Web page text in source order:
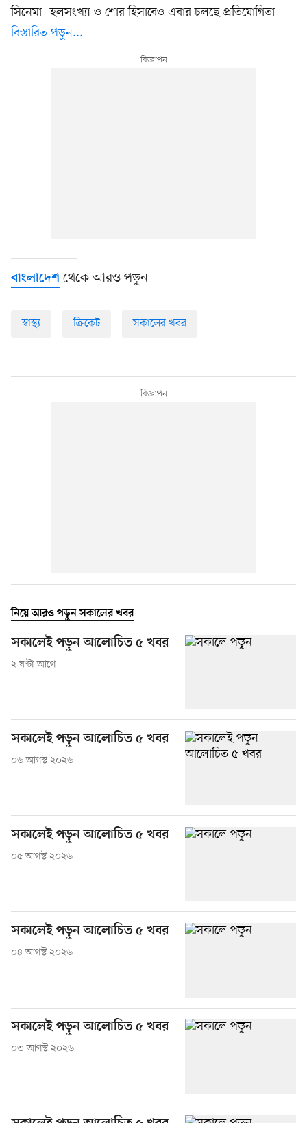
সিনেমা। হলসংখ্যা ও শোর হিসাবেও এবার চলছে প্রতিযোগিতা।
বিস্তারিত পড়ুন...
বাংলাদেশ থেকে আরও পড়ুন
স্বাস্থ্য ক্রিকেট সকালের খবর
নিয়ে আরও পড়ুন সকালের খবর
সকালেই পড়ুন আলোচিত ৫ খবর
২ ঘণ্টা আগে
সকালেই পড়ুন আলোচিত ৫ খবর
০৬ আগস্ট ২০২৬
সকালেই পড়ুন আলোচিত ৫ খবর
০৫ আগস্ট ২০২৬
সকালেই পড়ুন আলোচিত ৫ খবর
০৪ আগস্ট ২০২৬
সকালেই পড়ুন আলোচিত ৫ খবর
০৩ আগস্ট ২০২৬